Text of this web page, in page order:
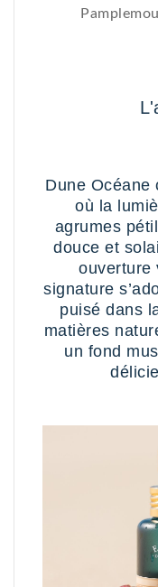
Dune Océane
où la
agrumes
douce et
ouverture
signature
puisé dans
matières
un fond